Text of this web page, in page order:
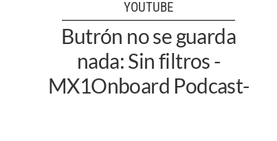
YOUTUBE
Butrón no se guarda
nada: Sin filtros -
MX1Onboard Podcast-